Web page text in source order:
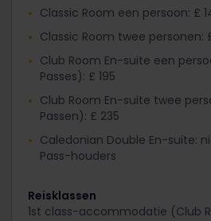
Classic Room een persoon: £
Classic Room twee personen:
Club Room En-suite een
Passes): £ 195
Club Room En-suite twee
Passen): £ 235
Caledonian Double En-suite:
Pass-houders
Reisklassen
1st class-accommodatie (Club